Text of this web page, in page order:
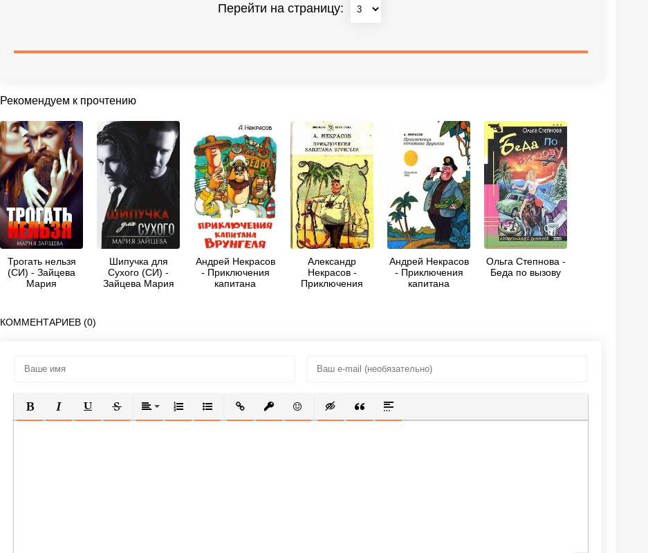
Перейти на страницу:
Рекомендуем к прочтению
Трогать нельзя
(СИ) - Зайцева
Мария
Шипучка для
Сухого (СИ) -
Зайцева Мария
Андрей Некрасов
- Приключения
капитана
Александр
Некрасов -
Приключения
Андрей Некрасов
- Приключения
капитана
Ольга Степнова -
Беда по вызову
КОММЕНТАРИЕВ (0)
ПОЛУЖИРНЫЙ
КУРСИВПОДЧЕРКНУТЫЙ
ЗАЧЕРКНУТЫЙВЫРАВНИВАНИЕ
НУМЕРОВАННЫЙ СПИСОК
МАРКИРОВАННЫЙ СПИСОК
ВСТАВИТЬ ССЫЛКУ
ВСТАВИТЬ ЗАЩИЩЕННУЮ ССЫЛКУ
ВСТАВИТЬ СМАЙЛИК
ВСТАВКА СКРЫТОГО ТЕКСТА
ВСТАВКА ЦИТАТЫ
ВСТАВКА СПОЙЛЕРА